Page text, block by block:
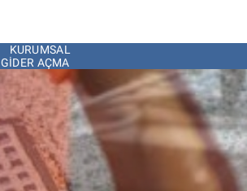
KURUMSAL
GIDER AÇMA